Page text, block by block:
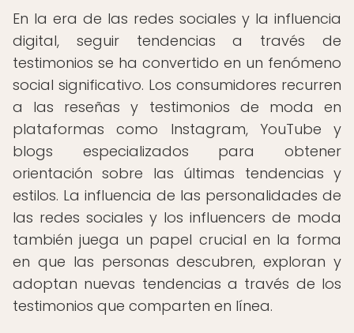
En la era de las redes sociales y la influencia
digital, seguir tendencias a través de
testimonios se ha convertido en un fenómeno
social significativo. Los consumidores recurren
a las reseñas y testimonios de moda en
plataformas como Instagram, YouTube y
blogs especializados para obtener
orientación sobre las últimas tendencias y
estilos. La influencia de las personalidades de
las redes sociales y los influencers de moda
también juega un papel crucial en la forma
en que las personas descubren, exploran y
adoptan nuevas tendencias a través de los
testimonios que comparten en línea.